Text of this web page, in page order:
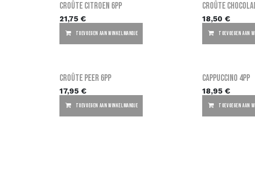
Croûte Citroen 6PP
21,75 €
TOEVOEGEN AAN WINKELMANDJE
Croûte
18,50 €
TOEVOEGEN AAN
Croûte Peer 6PP
17,95 €
TOEVOEGEN AAN WINKELMANDJE
Cappuccino 4PP
18,95 €
TOEVOEGEN AAN